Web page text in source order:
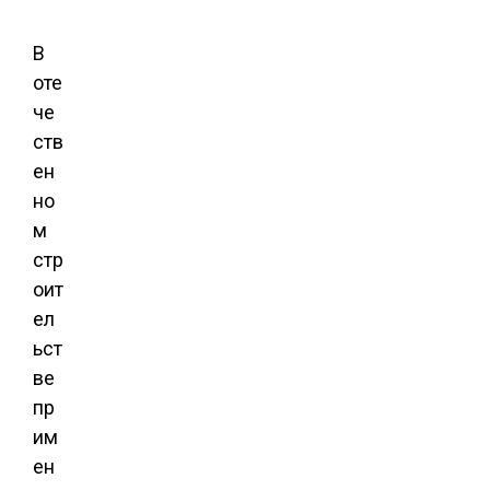
В
оте
че
ств
ен
но
м
стр
оит
ел
ьст
ве
пр
им
ен